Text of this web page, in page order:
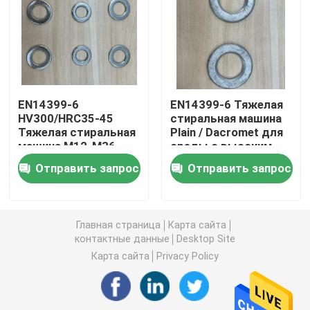
Стержни для мытья
Гальванизированная стиральная машина
Машины высокой прочности
Нестандартные стиральные машины
EN14399-6
HV300/HRC35-45
Тяжелая стиральная
машина M12-M36
Цинковая / HDG
Отправить запрос
EN14399-6 Тяжелая
стиральная машина
Plain / Dacromet для
среды с высоким
уровнем напряжения
Отправить запрос
Главная страница
Карта сайта
контактные данные
Desktop Site
Карта сайта
Privacy Policy